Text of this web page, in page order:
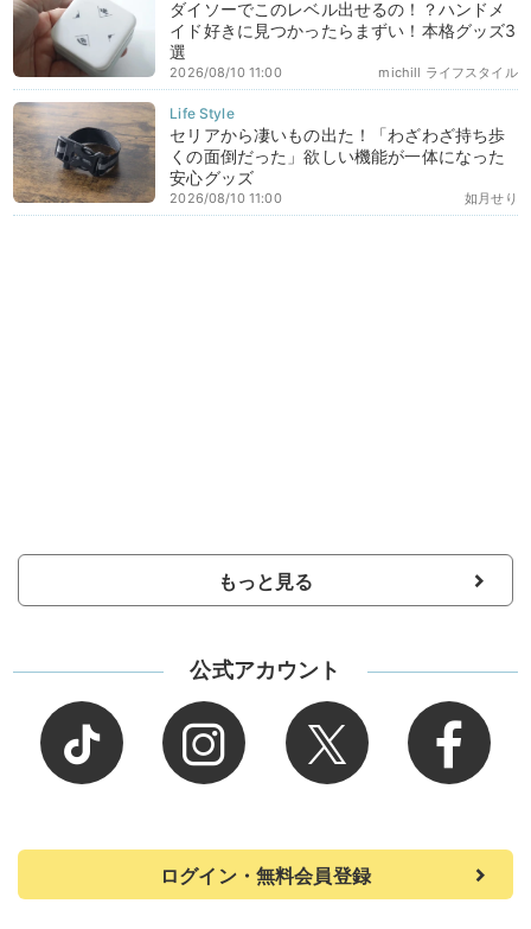
ダイソーでこのレベル出せるの！？ハンドメ
イド好きに見つかったらまずい！本格グッズ3
選
michill ライフスタイル
2026/08/10 11:00
セリアから凄いもの出た！「わざわざ持ち歩
くの面倒だった」欲しい機能が一体になった
安心グッズ
如月せり
2026/08/10 11:00
もっと見る
公式アカウント
ログイン・無料会員登録